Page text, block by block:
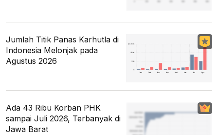
Jumlah Titik Panas Karhutla di
Indonesia Melonjak pada
Agustus 2026
Ada 43 Ribu Korban PHK
sampai Juli 2026, Terbanyak di
Jawa Barat